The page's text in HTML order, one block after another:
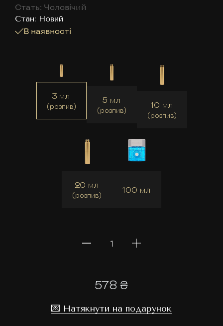
Стать: Чоловічий
Cтан: Новий
В наявності
3 мл
(розпив)
5 мл
(розпив)
10 мл
(розпив)
20 мл
(розпив)
100 мл
578 ₴
💌 Натякнути на подарунок